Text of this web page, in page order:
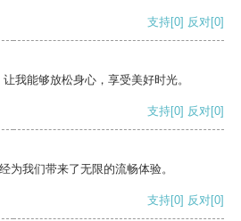
支持[0] 反对[0]
我能够放松身心，享受美好时光。
支持[0] 反对[0]
为我们带来了无限的流畅体验。
支持[0] 反对[0]